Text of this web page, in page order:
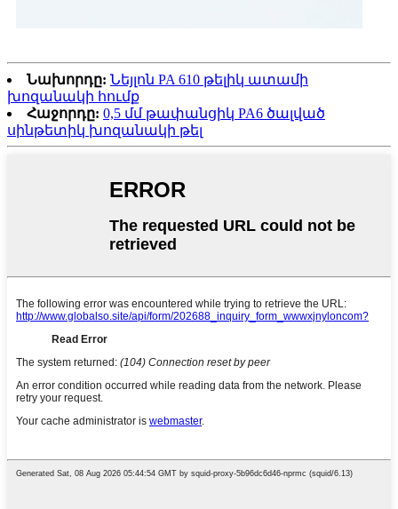
Նախորդը: Նեյլոն PA 610 թելիկ ատամի
խոզանակի հումք
Հաջորդը: 0,5 մմ թափանցիկ PA6 ծալված
սինթետիկ խոզանակի թել